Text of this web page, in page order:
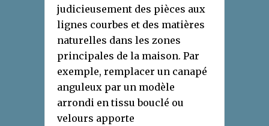
judicieusement des pièces aux
lignes courbes et des matières
naturelles dans les zones
principales de la maison. Par
exemple, remplacer un canapé
anguleux par un modèle
arrondi en tissu bouclé ou
velours apporte